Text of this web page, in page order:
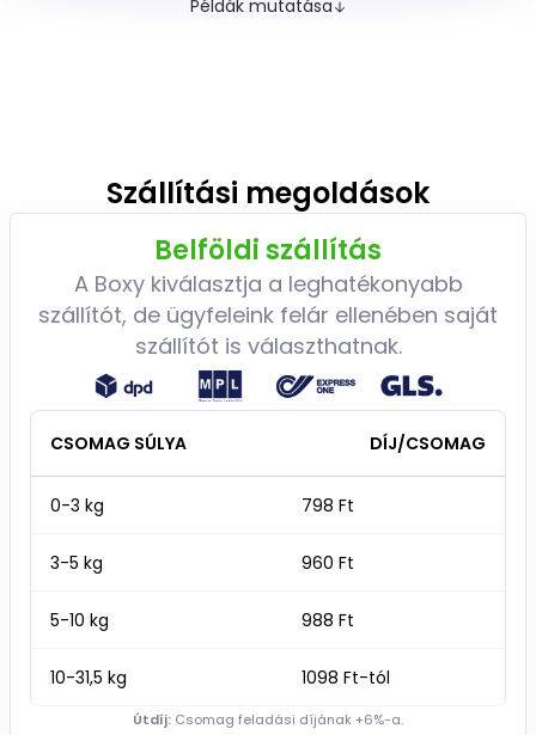
Példák mutatása
Szállítási megoldások
Belföldi szállítás
A Boxy kiválasztja a leghatékonyabb
szállítót, de ügyfeleink felár ellenében saját
szállítót is választhatnak.
CSOMAG SÚLYA DÍJ/CSOMAG
0-3 kg 798 Ft
3-5 kg 960 Ft
5-10 kg 988 Ft
10-31,5 kg 1098 Ft-tól
Útdíj: Csomag feladási díjának +6%-a.